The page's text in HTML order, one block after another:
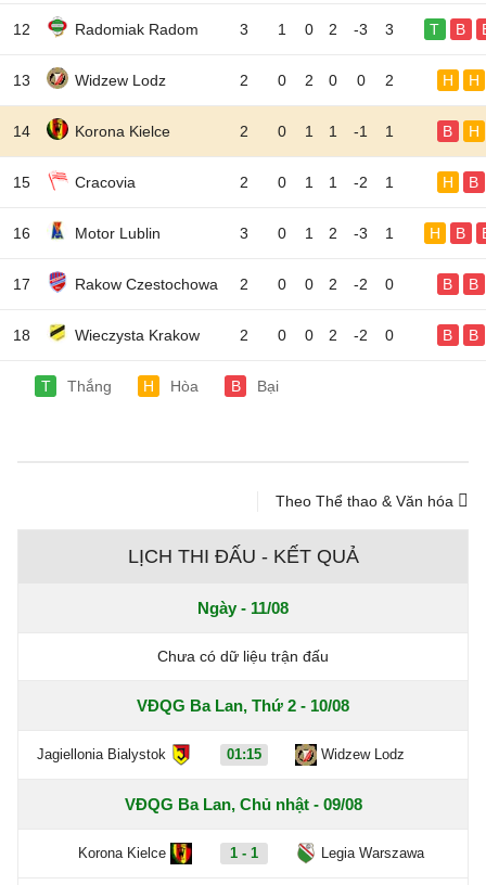
12 Radomiak Radom 3 1 0 2 -3 3 T B
13 Widzew Lodz 2 0 2 0 0 2 H H
14 Korona Kielce 2 0 1 1 -1 1 B H
15 Cracovia 2 0 1 1 -2 1 H B
16 Motor Lublin 3 0 1 2 -3 1 H B
17 Rakow Czestochowa 2 0 0 2 -2 0 B B
18 Wieczysta Krakow 2 0 0 2 -2 0 B B
T Thắng H Hòa B Bại
Theo Thể thao & Văn hóa
LỊCH THI ĐẤU - KẾT QUẢ
Ngày - 11/08
Chưa có dữ liệu trận đấu
VĐQG Ba Lan, Thứ 2 - 10/08
Jagiellonia Bialystok 01:15 Widzew Lodz
VĐQG Ba Lan, Chủ nhật - 09/08
Korona Kielce 1 - 1 Legia Warszawa